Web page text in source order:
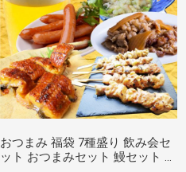
おつまみ 福袋 7種盛り 飲み会セ
ット おつまみセット 鰻セット 贅